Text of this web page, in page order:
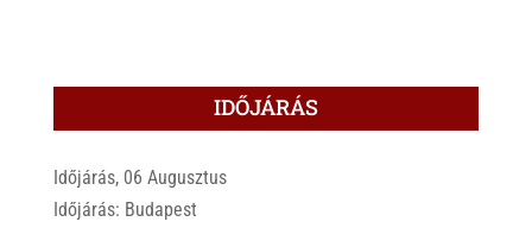
IDŐJÁRÁS
Időjárás, 06 Augusztus
Időjárás: Budapest